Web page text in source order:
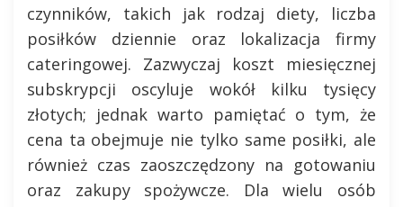
czynników, takich jak rodzaj diety, liczba
posiłków dziennie oraz lokalizacja firmy
cateringowej. Zazwyczaj koszt miesięcznej
subskrypcji oscyluje wokół kilku tysięcy
złotych; jednak warto pamiętać o tym, że
cena ta obejmuje nie tylko same posiłki, ale
również czas zaoszczędzony na gotowaniu
oraz zakupy spożywcze. Dla wielu osób